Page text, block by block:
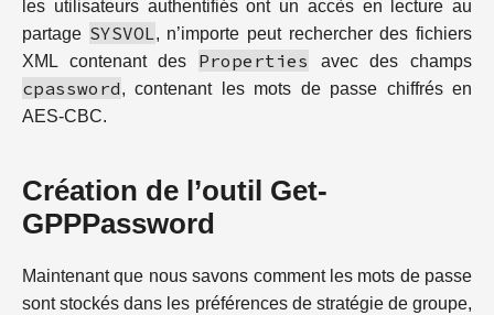
les utilisateurs authentifiés ont un accès en lecture au
partage SYSVOL, n’importe peut rechercher des fichiers
XML contenant des Properties avec des champs
cpassword, contenant les mots de passe chiffrés en
AES-CBC.
Création de l’outil Get-
GPPPassword
Maintenant que nous savons comment les mots de passe
sont stockés dans les préférences de stratégie de groupe,